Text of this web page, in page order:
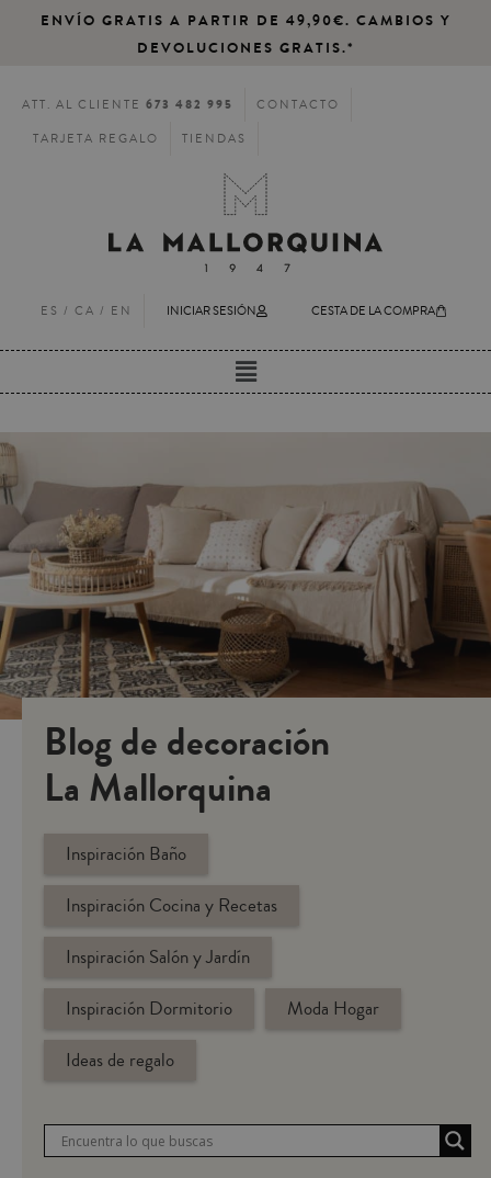
ENVÍO GRATIS A PARTIR DE 49,90€. CAMBIOS Y
DEVOLUCIONES GRATIS.*
ATT. AL CLIENTE 673 482 995 CONTACTO
TARJETA REGALO TIENDAS
ES / CA / EN INICIAR SESIÓN CESTA DE LA COMPRA
Blog de decoración
La Mallorquina
Inspiración Baño
Inspiración Cocina y Recetas
Inspiración Salón y Jardín
Inspiración Dormitorio
Moda Hogar
Ideas de regalo